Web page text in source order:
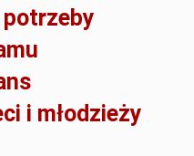
i młodzieży